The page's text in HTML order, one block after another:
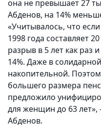
она не превышает 27
Абденов, на 14%
«Учитывалось, что
1998 года составляет
разрыв в 5 лет как раз
14%. Даже в
накопительной.
большего размера
предложило
для женщин до 63
Абденов.